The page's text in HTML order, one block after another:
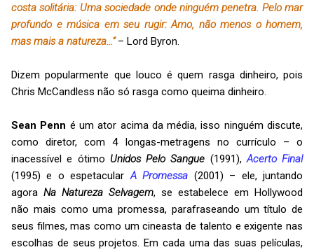
costa solitária: Uma sociedade onde ninguém penetra. Pelo mar
profundo e música em seu rugir: Amo, não menos o homem,
mas mais a natureza...”– Lord Byron.
Dizem popularmente que louco é quem rasga dinheiro, pois
Chris McCandless não só rasga como queima dinheiro.
Sean Penn é um ator acima da média, isso ninguém discute,
como diretor, com 4 longas-metragens no currículo – o
inacessível e ótimo Unidos Pelo Sangue (1991),Acerto Final
(1995) e o espetacularA Promessa (2001) – ele, juntando
agora Na Natureza Selvagem, se estabelece em Hollywood
não mais como uma promessa, parafraseando um título de
seus filmes, mas como um cineasta de talento e exigente nas
escolhas de seus projetos. Em cada uma das suas películas,